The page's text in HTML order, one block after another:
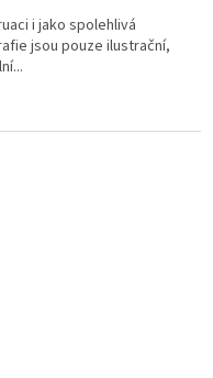
i jako spolehlivá
jsou pouze ilustrační,